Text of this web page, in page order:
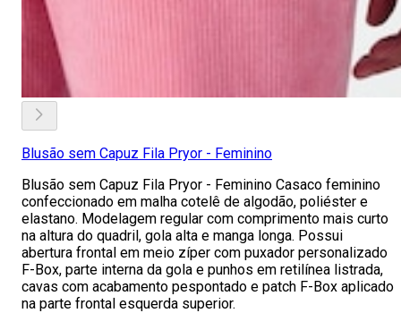
Blusão sem Capuz Fila Pryor - Feminino
Blusão sem Capuz Fila Pryor - Feminino Casaco feminino
confeccionado em malha cotelê de algodão, poliéster e
elastano. Modelagem regular com comprimento mais curto
na altura do quadril, gola alta e manga longa. Possui
abertura frontal em meio zíper com puxador personalizado
F-Box, parte interna da gola e punhos em retilínea listrada,
cavas com acabamento pespontado e patch F-Box aplicado
na parte frontal esquerda superior.